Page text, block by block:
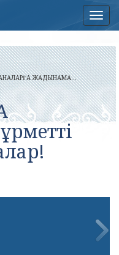
ЖАДЫНАМА...